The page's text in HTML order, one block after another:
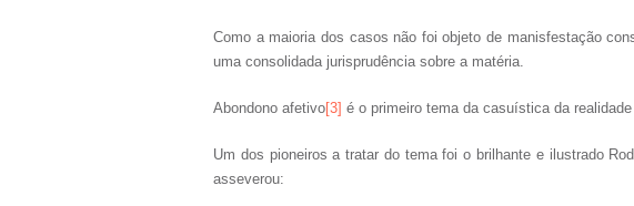
Como a maioria dos casos não foi objeto de manisfestação
uma consolidada jurisprudência sobre a matéria.
Abondono afetivo[3] é o primeiro tema da casuística da
Um dos pioneiros a tratar do tema foi o brilhante e ilustrado
asseverou: